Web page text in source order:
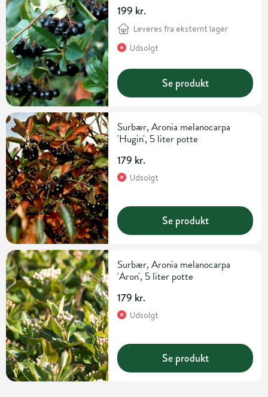
199 kr.
Leveres fra eksternt lager
Udsolgt
Se produkt
Surbær, Aronia melanocarpa
'Hugin', 5 liter potte
179 kr.
Udsolgt
Se produkt
Surbær, Aronia melanocarpa
'Aron', 5 liter potte
179 kr.
Udsolgt
Se produkt